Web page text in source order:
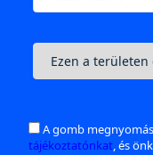
A gomb
tájékoztatónkat, és